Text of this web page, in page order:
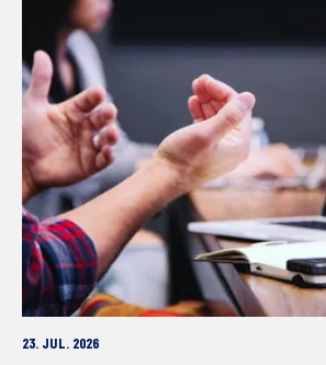
23. JUL. 2026